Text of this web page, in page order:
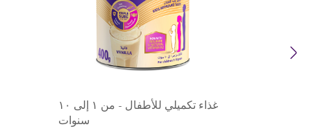
Previous
غذاء تكميلي للأطفال - من ١ إلى ١٠
سنوات